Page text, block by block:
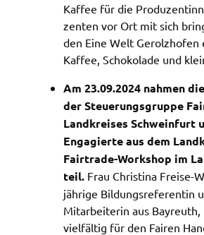
Kaffee für die
zen­ten vor Ort mit sich
den Eine Welt Gerolz­hofen
Kaffee, Scho­ko­la­de und
Am 23.09.2024 nahmen
der Steue­rungs­grup­pe
Land­krei­ses Schwein­furt
Enga­gier­te aus dem
Fair­tra­de-Work­shop im
teil. Frau Chris­ti­na Frei­se-
jäh­ri­ge Bildungs­re­fe­ren­tin
Mitar­bei­te­rin aus Bayreuth,
viel­fäl­tig für den Fairen